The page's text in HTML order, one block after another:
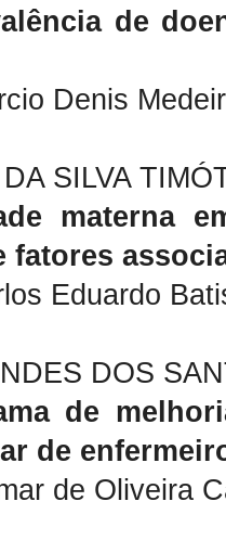
de
Denis
SILVA
materna
fatores
Eduardo
DOS
de
de
de Oliveira